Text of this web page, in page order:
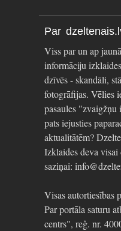
Par
Viss par un ap
informāciju
dzīvēs - skandāli,
fotogrāfijas. Vēlies
pasaules
pats iejusties
aktualitātēm?
Izklaides deva visai
saziņai:
Visas autortiesības
Par portāla saturu
centrs", reģ. nr.